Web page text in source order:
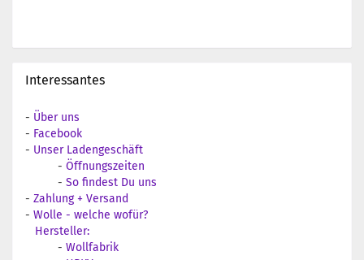
Interessantes
- Über uns
- Facebook
- Unser Ladengeschäft
- Öffnungszeiten
- So findest Du uns
- Zahlung + Versand
- Wolle - welche wofür?
Hersteller:
- Wollfabrik